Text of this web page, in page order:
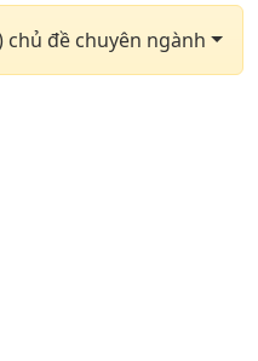
chủ đề chuyên ngành